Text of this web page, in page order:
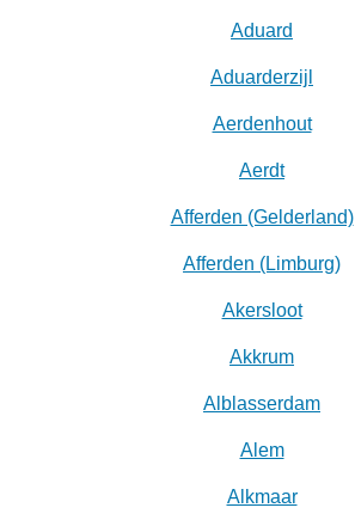
Aduard
Aduarderzijl
Aerdenhout
Aerdt
Afferden (Gelderland)
Afferden (Limburg)
Akersloot
Akkrum
Alblasserdam
Alem
Alkmaar